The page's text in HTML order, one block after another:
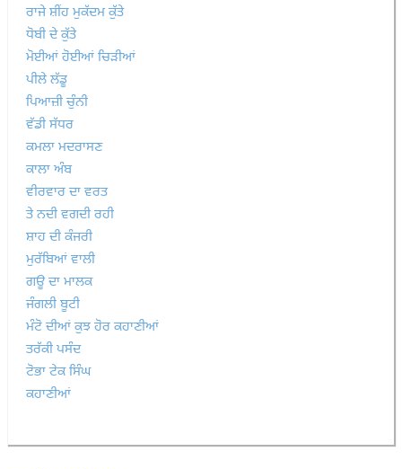
ਰਾਜੇ ਸ਼ੀਂਹ ਮੁਕੱਦਮ ਕੁੱਤੇ
ਧੋਬੀ ਦੇ ਕੁੱਤੇ
ਮੋਈਆਂ ਹੋਈਆਂ ਚਿੜੀਆਂ
ਪੀਲੇ ਲੱਡੂ
ਪਿਆਜ਼ੀ ਚੁੰਨੀ
ਵੱਡੀ ਸੱਧਰ
ਕਮਲਾ ਮਦਰਾਸਣ
ਕਾਲਾ ਅੰਬ
ਵੀਰਵਾਰ ਦਾ ਵਰਤ
ਤੇ ਨਦੀ ਵਗਦੀ ਰਹੀ
ਸ਼ਾਹ ਦੀ ਕੰਜਰੀ
ਮੁਰੱਬਿਆਂ ਵਾਲੀ
ਗਊ ਦਾ ਮਾਲਕ
ਜੰਗਲੀ ਬੂਟੀ
ਮੰਟੋ ਦੀਆਂ ਕੁਝ ਹੋਰ ਕਹਾਣੀਆਂ
ਤਰੱਕੀ ਪਸੰਦ
ਟੋਭਾ ਟੇਕ ਸਿੰਘ
ਕਹਾਣੀਆਂ